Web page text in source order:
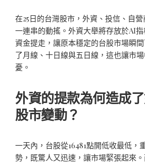
在25日的台灣股市，外資、投信、自
一連串的動搖。外資大舉將存放於AI
資金提走，讓原本穩定的台股市場瞬
了月線、十日線與五日線，這也讓市
憂。
外資的提款為何造成
股市變動？
一天內，台股從16481點開低收最低，
勢，既驚人又迅速，讓市場緊張起來